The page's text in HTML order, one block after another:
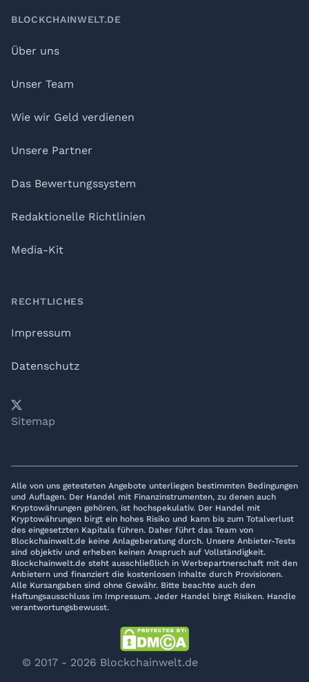
BLOCKCHAINWELT.DE
Über uns
Unser Team
Wie wir Geld verdienen
Unsere Partner
Das Bewertungssystem
Redaktionelle Richtlinien
Media-Kit
RECHTLICHES
Impressum
Datenschutz
YouTube
𝕏LinkedIn
Telegram
Sitemap
Alle von uns getesteten Angebote unterliegen bestimmten Bedingungen
und Auflagen. Der Handel mit Finanzinstrumenten, zu denen auch
Kryptowährungen gehören, ist hochspekulativ. Der Handel mit
Kryptowährungen birgt ein hohes Risiko und kann bis zum Totalverlust
des eingesetzten Kapitals führen. Daher führt das Team von
Blockchainwelt.de keine Anlageberatung durch. Unsere Anbieter-Tests
sind objektiv und erheben keinen Anspruch auf Vollständigkeit.
Blockchainwelt.de steht ausschließlich in Werbepartnerschaft mit den
Anbietern und finanziert die kostenlosen Inhalte durch Provisionen.
Alle Kursangaben sind ohne Gewähr. Bitte beachte auch den
Haftungsausschluss im Impressum. Jeder Handel birgt Risiken. Handle
verantwortungsbewusst.
© 2017 - 2026 Blockchainwelt.de